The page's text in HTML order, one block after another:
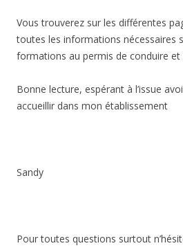
Vous trouverez sur les différentes
toutes les informations nécessaires
formations au permis de conduire
Bonne lecture, espérant à l’issue
accueillir dans mon établissement
Sandy
Pour toutes questions surtout